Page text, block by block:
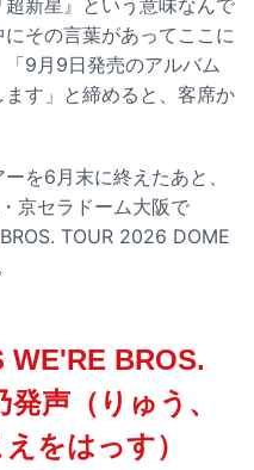
その言葉があってここに
9月9日発売のアルバム
ます」と締めると、客席か
を6月末に終えたあと、
京セラドーム大阪で
TOUR 2026 DOME
WE'RE BROS.
声（りゅう、
をはっす）